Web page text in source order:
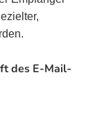
des E-Mail-